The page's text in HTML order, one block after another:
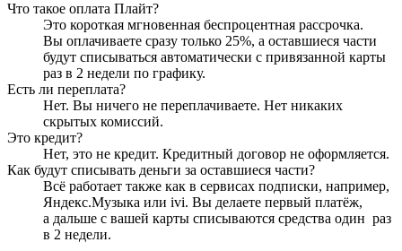
Что такое оплата Плайт?
Это короткая мгновенная беспроцентная рассрочка.
Вы оплачиваете сразу только 25%, а оставшиеся части
будут списываться автоматически с привязанной карты
раз в 2 недели по графику.
Есть ли переплата?
Нет. Вы ничего не переплачиваете. Нет никаких
скрытых комиссий.
Это кредит?
Нет, это не кредит. Кредитный договор не оформляется.
Как будут списывать деньги за оставшиеся части?
Всё работает также как в сервисах подписки, например,
Яндекс.Музыка или ivi. Вы делаете первый платёж,
а дальше с вашей карты списываются средства один раз
в 2 недели.